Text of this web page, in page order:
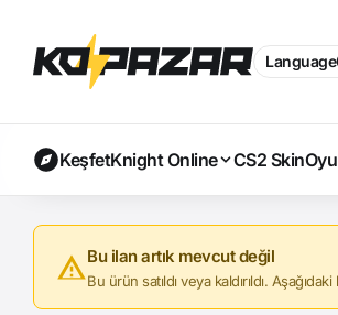
Language
KeşfetKnight Online CS2 Skin
Bu ilan artık mevcut değil
Bu ürün satıldı veya kaldırıldı.